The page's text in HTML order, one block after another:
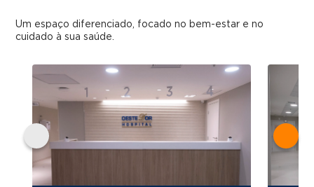
Um espaço diferenciado, focado no bem-estar e no
cuidado à sua saúde.